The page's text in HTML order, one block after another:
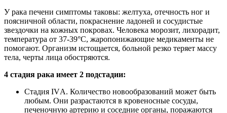
У рака печени симптомы таковы: желтуха, отечность ног и
поясничной области, покраснение ладоней и сосудистые
звездочки на кожных покровах. Человека морозит, лихорадит,
температура от 37-39°С, жаропонижающие медикаменты не
помогают. Организм истощается, больной резко теряет массу
тела, черты лица обостряются.
4 стадия рака имеет 2 подстадии:
Стадия IVА. Количество новообразований может быть
любым. Они разрастаются в кровеносные сосуды,
печеночную артерию и соседние органы, поражаются